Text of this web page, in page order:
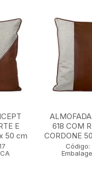
E
50 cm
618 COM
CORDONE
Código: